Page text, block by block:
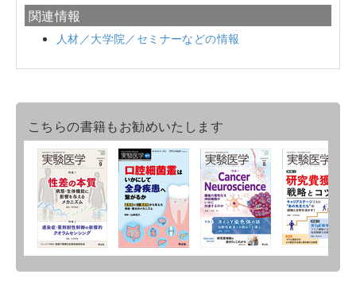
関連情報
人材／大学院／セミナーなどの情報
こちらの書籍もお勧めいたします